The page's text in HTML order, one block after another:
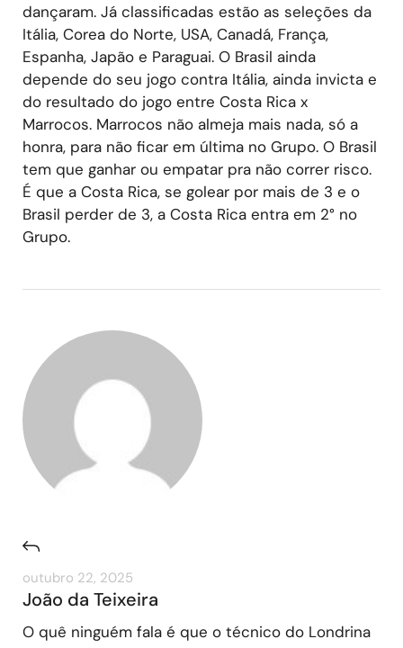
dançaram. Já classificadas estão as seleções da
Itália, Corea do Norte, USA, Canadá, França,
Espanha, Japão e Paraguai. O Brasil ainda
depende do seu jogo contra Itália, ainda invicta e
do resultado do jogo entre Costa Rica x
Marrocos. Marrocos não almeja mais nada, só a
honra, para não ficar em última no Grupo. O Brasil
tem que ganhar ou empatar pra não correr risco.
É que a Costa Rica, se golear por mais de 3 e o
Brasil perder de 3, a Costa Rica entra em 2° no
Grupo.
outubro 22, 2025
João da Teixeira
O quê ninguém fala é que o técnico do Londrina